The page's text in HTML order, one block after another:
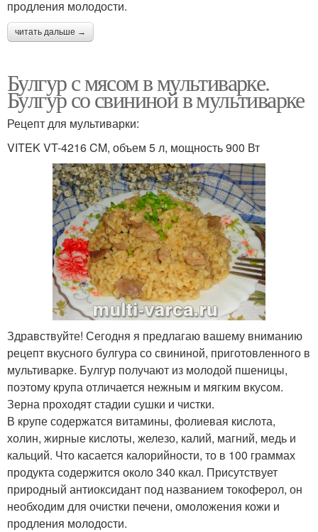
продления молодости.
читать дальше →
Булгур с мясом в мультиварке.
Булгур со свининой в мультиварке
Рецепт для мультиварки:
VITEK VT-4216 CM, объем 5 л, мощность 900 Вт
Здравствуйте! Сегодня я предлагаю вашему вниманию
рецепт вкусного булгура со свининой, приготовленного в
мультиварке. Булгур получают из молодой пшеницы,
поэтому крупа отличается нежным и мягким вкусом.
Зерна проходят стадии сушки и чистки.
В крупе содержатся витамины, фолиевая кислота,
холин, жирные кислоты, железо, калий, магний, медь и
кальций. Что касается калорийности, то в 100 граммах
продукта содержится около 340 ккал. Присутствует
природный антиоксидант под названием токоферол, он
необходим для очистки печени, омоложения кожи и
продления молодости.